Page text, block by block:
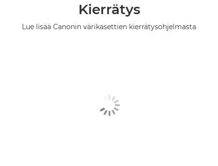
Kierrätys
Lue lisää Canonin värikasettien kierrätysohjelmasta